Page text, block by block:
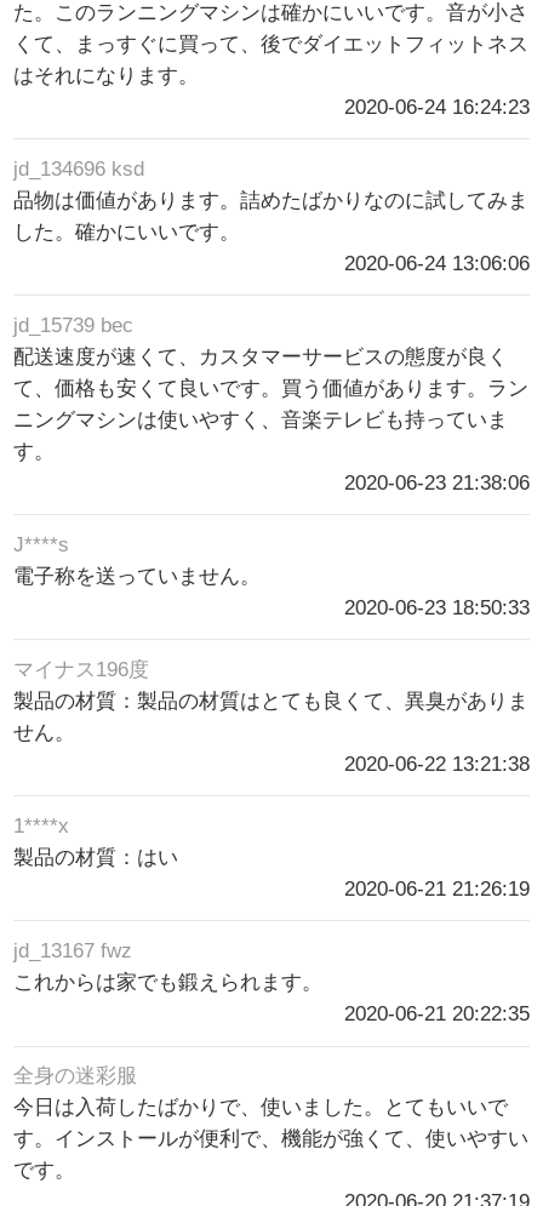
た。このランニングマシンは確かにいいです。音が小さ
くて、まっすぐに買って、後でダイエットフィットネス
はそれになります。
2020-06-24 16:24:23
jd_134696 ksd
品物は価値があります。詰めたばかりなのに試してみま
した。確かにいいです。
2020-06-24 13:06:06
jd_15739 bec
配送速度が速くて、カスタマーサービスの態度が良く
て、価格も安くて良いです。買う価値があります。ラン
ニングマシンは使いやすく、音楽テレビも持っていま
す。
2020-06-23 21:38:06
J****s
電子称を送っていません。
2020-06-23 18:50:33
マイナス196度
製品の材質：製品の材質はとても良くて、異臭がありま
せん。
2020-06-22 13:21:38
1****x
製品の材質：はい
2020-06-21 21:26:19
jd_13167 fwz
これからは家でも鍛えられます。
2020-06-21 20:22:35
全身の迷彩服
今日は入荷したばかりで、使いました。とてもいいで
す。インストールが便利で、機能が強くて、使いやすい
です。